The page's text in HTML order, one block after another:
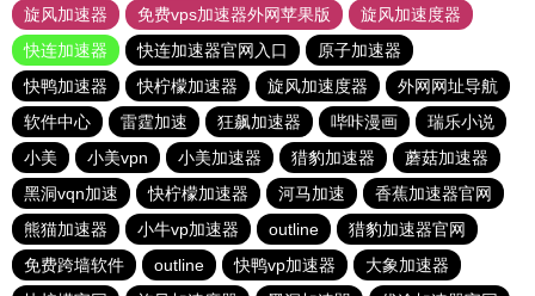
旋风加速器
免费vps加速器外网苹果版
旋风加速度器
快连加速器
快连加速器官网入口
原子加速器
快鸭加速器
快柠檬加速器 旋风加速度器
外网网址导航
软件中心
雷霆加速 狂飙加速器 哔咔漫画
瑞乐小说
小美
小美vpn 小美加速器 猎豹加速器
蘑菇加速器
黑洞vqn加速
快柠檬加速器 河马加速
香蕉加速器官网
熊猫加速器
小牛vp加速器 outline
猎豹加速器官网
免费跨墙软件
outline 快鸭vp加速器
大象加速器